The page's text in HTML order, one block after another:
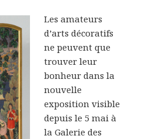
Les amateurs
d’arts décoratifs
ne peuvent que
trouver leur
bonheur dans la
nouvelle
exposition visible
depuis le 5 mai à
la Galerie des